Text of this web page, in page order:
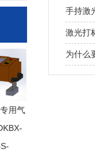
用气
手持激
激光打
为什么